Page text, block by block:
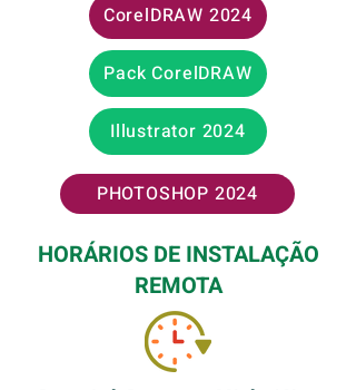
CorelDRAW 2024
Pack CorelDRAW
Illustrator 2024
PHOTOSHOP 2024
HORÁRIOS DE INSTALAÇÃO
REMOTA